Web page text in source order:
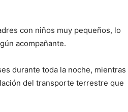
con niños muy pequeños, lo
acompañante.
durante toda la noche, mientras
del transporte terrestre que